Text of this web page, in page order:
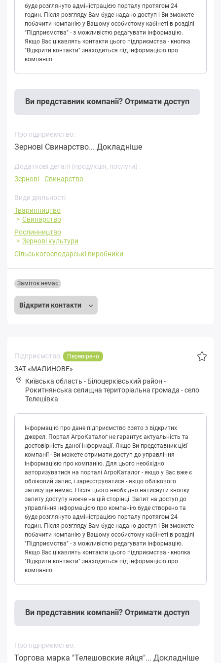
буде розглянуто адміністрацією порталу протягом 24
годин. Після розгляду Вам буде надано доступ і Ви зможете
побачити компанію у Вашому особистому кабінеті в розділі
"Підприємства" - з можливістю редагувати інформацію.
Якщо Вас цікавлять контакти цього підприємства - кнопка
"Відкрити контакти" знаходиться під інформацією про
компанію.
Ви представник компанії? Отримати доступ
Про підприємство:
Зернові Свинарство... Докладніше
Додаткові деталі (продукція, послуги) :
Зернові
Свинарство
Види діяльності
Тваринництво
Свинарство
Рослинництво
Зернові культури
Сільськогосподарські виробники
Відкрити контакти
Заміток немає
Підприємство: Перевірено
ЗАТ «МАЛИНОВЕ»
Київська область - Білоцерківський район -
Рoкитнянськa селищна територіальна громада -село
Телешівка
Інформацію про дане підприємство взято з відкритих
джерел. Портал АгроКаталог не гарантує актуальність та
достовірність даної інформації. Якщо Ви представник цієї
компанії - Ви можете отримати доступ до управління
інформацією про компанію. Для цього необхідно
авторизуватися на порталі АгроКаталог - якщо у Вас вже є
обліковий запис, і зареєструватися - якщо облікового
запису ще немає. Після цього необхідно натиснути кнопку
запиту доступу нижче на цій сторінці. Запит на доступ до
управління інформацією про компанію буде створено та
буде розглянуто адміністрацією порталу протягом 24
годин. Після розгляду Вам буде надано доступ і Ви зможете
побачити компанію у Вашому особистому кабінеті в розділі
"Підприємства" - з можливістю редагувати інформацію.
Якщо Вас цікавлять контакти цього підприємства - кнопка
"Відкрити контакти" знаходиться під інформацією про
компанію.
Ви представник компанії? Отримати доступ
Про підприємство:
Торгова марка "Телешовские яйця"... Докладніше